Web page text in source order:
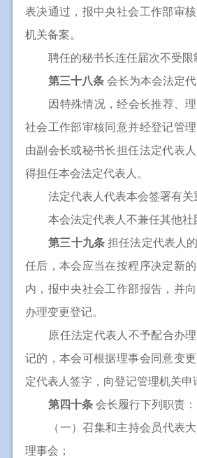
表决通过，报中央社会工作部审
机关备案。
聘任的秘书长连任届次不受限
第三十八条会长为本会法定代
因特殊情况，经会长推荐、
社会工作部审核同意并经登记管
由副会长或秘书长担任法定代表
得担任本会法定代表人。
法定代表人代表本会签署有关
本会法定代表人不兼任其他社
第三十九条担任法定代表人
任后，本会应当在按程序决定新
内，报中央社会工作部报告，并
办理变更登记。
原任法定代表人不予配合办
记的，本会可根据理事会同意变
定代表人签字，向登记管理机关申
第四十条 会长履行下列职责：
（一）召集和主持会员代表
理事会；